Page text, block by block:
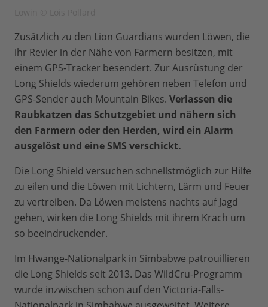
Zusätzlich zu den Lion Guardians wurden Löwen, die
ihr Revier in der Nähe von Farmern besitzen, mit
einem GPS-Tracker besendert. Zur Ausrüstung der
Long Shields wiederum gehören neben Telefon und
GPS-Sender auch Mountain Bikes. Verlassen die
Raubkatzen das Schutzgebiet und nähern sich
den Farmern oder den Herden, wird ein Alarm
ausgelöst und eine SMS verschickt.
Die Long Shield versuchen schnellstmöglich zur Hilfe
zu eilen und die Löwen mit Lichtern, Lärm und Feuer
zu vertreiben. Da Löwen meistens nachts auf Jagd
gehen, wirken die Long Shields mit ihrem Krach um
so beeindruckender.
Im Hwange-Nationalpark in Simbabwe patrouillieren
die Long Shields seit 2013. Das WildCru-Programm
wurde inzwischen schon auf den Victoria-Falls-